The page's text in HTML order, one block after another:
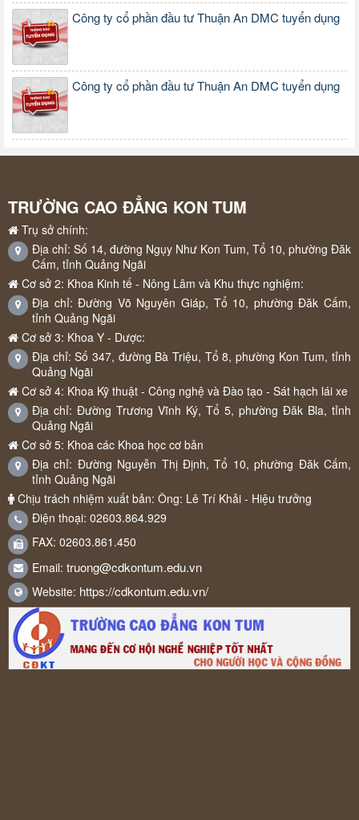
Công ty cổ phần đầu tư Thuận An DMC tuyển dụng
Công ty cổ phần đầu tư Thuận An DMC tuyển dụng
TRƯỜNG CAO ĐẲNG KON TUM
Trụ sở chính:
Địa chỉ: Số 14, đường Ngụy Như Kon Tum, Tổ 10, phường Đăk
Cấm, tỉnh Quảng Ngãi
Cơ sở 2: Khoa Kinh tế - Nông Lâm và Khu thực nghiệm:
Địa chỉ: Đường Võ Nguyên Giáp, Tổ 10, phường Đăk Cấm,
tỉnh Quảng Ngãi
Cơ sở 3: Khoa Y - Dược:
Địa chỉ: Số 347, đường Bà Triệu, Tổ 8, phường Kon Tum, tỉnh
Quảng Ngãi
Cơ sở 4: Khoa Kỹ thuật - Công nghệ và Đào tạo - Sát hạch lái xe
Địa chỉ: Đường Trương Vĩnh Ký, Tổ 5, phường Đăk Bla, tỉnh
Quảng Ngãi
Cơ sở 5: Khoa các Khoa học cơ bản
Địa chỉ: Đường Nguyễn Thị Định, Tổ 10, phường Đăk Cấm,
tỉnh Quảng Ngãi
Chịu trách nhiệm xuất bản: Ông: Lê Trí Khải - Hiệu trưởng
Điện thoại: 02603.864.929
FAX: 02603.861.450
Email: truong@cdkontum.edu.vn
Website: https://cdkontum.edu.vn/